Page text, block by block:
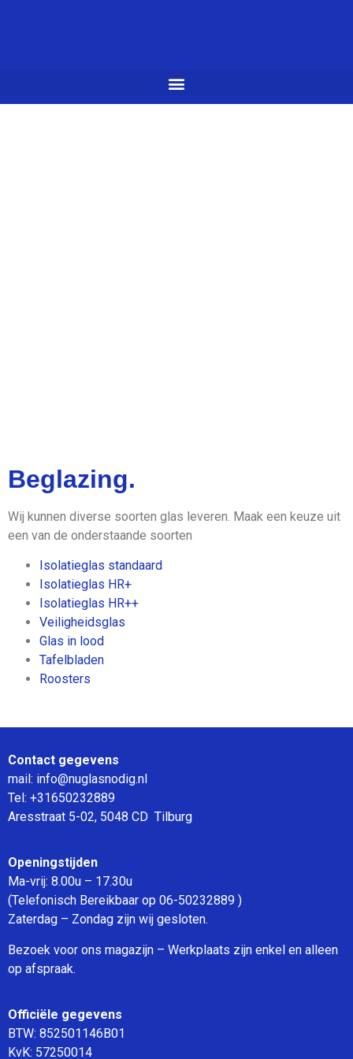
Tilburg en omstreken
Onze klanten waarderen ons met
een 9.4.
Beglazing.
Wij kunnen diverse soorten glas leveren. Maak een keuze uit
een van de onderstaande soorten
Isolatieglas standaard
Isolatieglas HR+
Isolatieglas HR++
Veiligheidsglas
Glas in lood
Tafelbladen
Roosters
Contact gegevens
mail: info@nuglasnodig.nl
Tel: +31650232889
Aresstraat 5-02, 5048 CD Tilburg
Openingstijden
Ma-vrij: 8.00u – 17.30u
(Telefonisch Bereikbaar op 06-50232889 )
Zaterdag – Zondag zijn wij gesloten.
Bezoek voor ons magazijn – Werkplaats zijn enkel en alleen
op afspraak.
Officiële gegevens
BTW: 852501146B01
KvK: 57250014